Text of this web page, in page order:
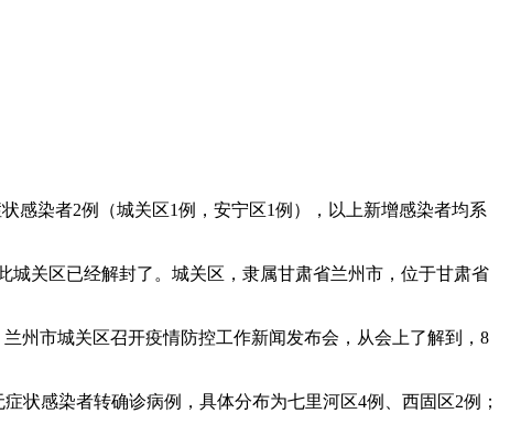
感染者2例（城关区1例，安宁区1例），以上新增感染者均系
城关区已经解封了。城关区，隶属甘肃省兰州市，位于甘肃省
州市城关区召开疫情防控工作新闻发布会，从会上了解到，8
状感染者转确诊病例，具体分布为七里河区4例、西固区2例；